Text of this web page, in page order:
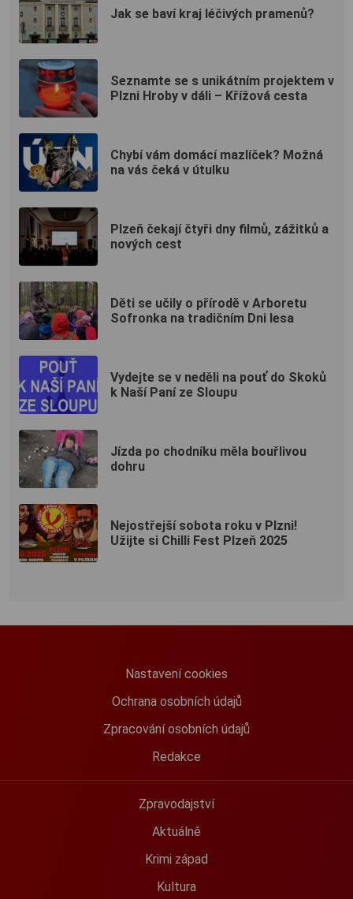
Jak se baví kraj léčivých pramenů?
Seznamte se s unikátním projektem v
Plzni Hroby v dáli – Křížová cesta
Chybí vám domácí mazlíček? Možná
na vás čeká v útulku
Plzeň čekají čtyři dny filmů, zážitků a
nových cest
Děti se učily o přírodě v Arboretu
Sofronka na tradičním Dni lesa
Vydejte se v neděli na pouť do Skoků
k Naší Paní ze Sloupu
Jízda po chodníku měla bouřlivou
dohru
Nejostřejší sobota roku v Plzni!
Užijte si Chilli Fest Plzeň 2025
Nastavení cookies
Ochrana osobních údajů
Zpracování osobních údajů
Redakce
Zpravodajství
Aktuálně
Krimi západ
Kultura